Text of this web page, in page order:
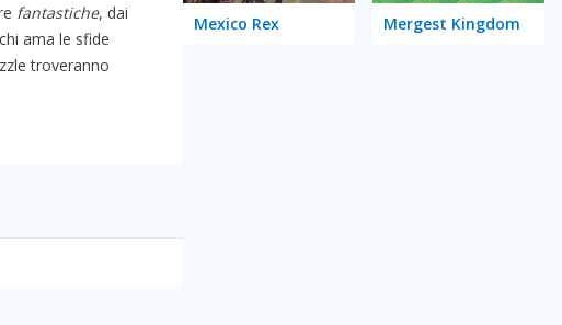
fantastiche, dai
ama le sfide
troveranno
Mexico Rex Mergest Kingdom